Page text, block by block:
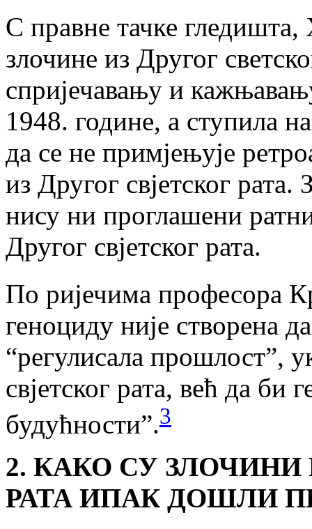
С правне тачке гледишта,
злочине из Другог
спријечавању и
1948. године, а ступила
да се не примјењује
из Другог свјетског
нису ни проглашени
Другог свјетског рата.
По ријечима професора
геноциду није створена
“регулисала прошлост”,
свјетског рата, већ да би
будућности”.3
2. КАКО СУ ЗЛОЧИНИ
РАТА ИПАК ДОШЛИ